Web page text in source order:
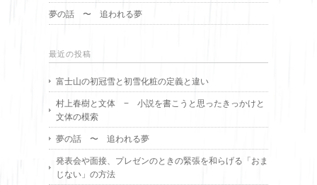
夢の話 〜 追われる夢
最近の投稿
富士山の初冠雪と初雪化粧の定義と違い
村上春樹と文体 − 小説を書こうと思ったきっかけと
文体の模索
夢の話 〜 追われる夢
発表会や面接、プレゼンのときの緊張を和らげる「おま
じない」の方法